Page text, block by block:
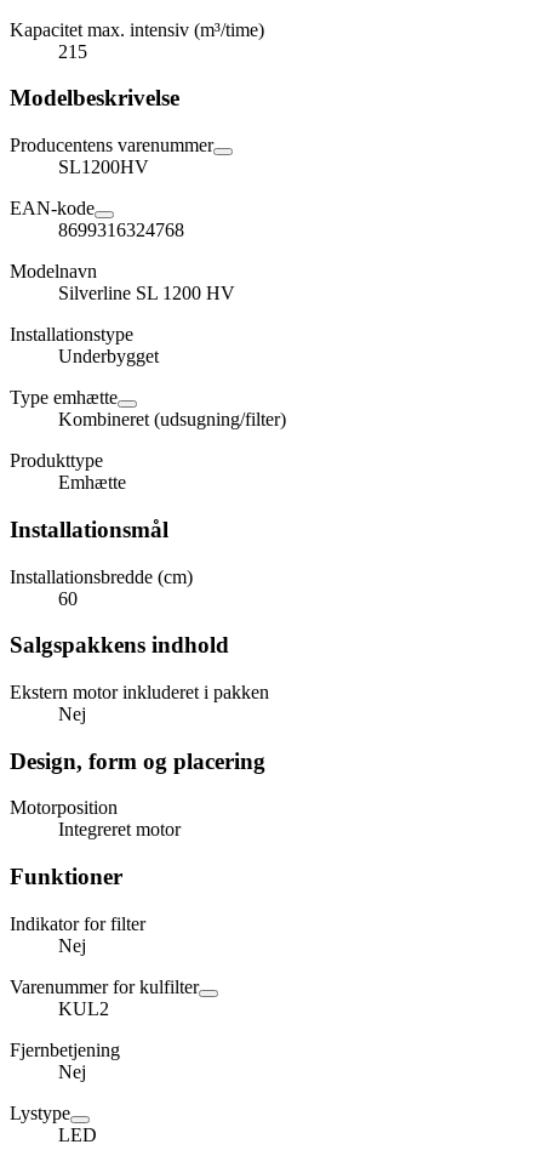
Kapacitet max. intensiv (m³/time)
215
Modelbeskrivelse
Producentens varenummer
SL1200HV
EAN-kode
8699316324768
Modelnavn
Silverline SL 1200 HV
Installationstype
Underbygget
Type emhætte
Kombineret (udsugning/filter)
Produkttype
Emhætte
Installationsmål
Installationsbredde (cm)
60
Salgspakkens indhold
Ekstern motor inkluderet i pakken
Nej
Design, form og placering
Motorposition
Integreret motor
Funktioner
Indikator for filter
Nej
Varenummer for kulfilter
KUL2
Fjernbetjening
Nej
Lystype
LED